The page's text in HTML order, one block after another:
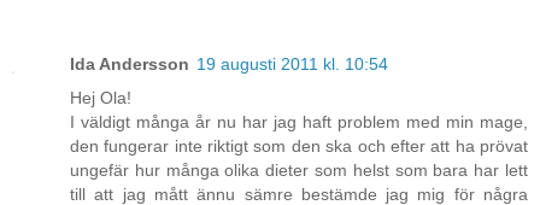
Ida Andersson 19 augusti 2011 kl. 10:54
Hej Ola!
I väldigt många år nu har jag haft problem med min mage,
den fungerar inte riktigt som den ska och efter att ha prövat
ungefär hur många olika dieter som helst som bara har lett
till att jag mått ännu sämre bestämde jag mig för några